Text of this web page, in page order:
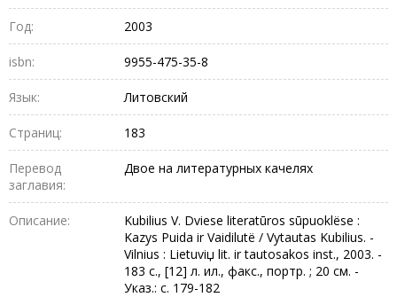
Год: 2003
isbn: 9955-475-35-8
Язык: Литовский
Страниц: 183
Перевод
заглавия:
Двое на литературных качелях
Описание:
Kubilius V. Dviese literatūros sūpuoklёse :
Kazys Puida ir Vaidilutё / Vytautas Kubilius. -
Vilnius : Lietuviџ lit. ir tautosakos inst., 2003. -
183 с., [12] л. ил., факс., портр. ; 20 см. -
Указ.: с. 179-182